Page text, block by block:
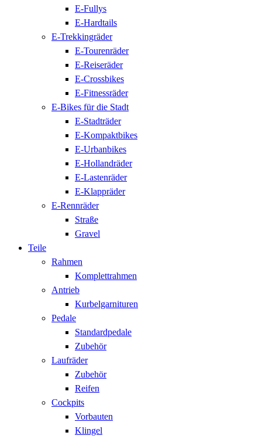
E-Fullys
E-Hardtails
E-Trekkingräder
E-Tourenräder
E-Reiseräder
E-Crossbikes
E-Fitnessräder
E-Bikes für die Stadt
E-Stadträder
E-Kompaktbikes
E-Urbanbikes
E-Hollandräder
E-Lastenräder
E-Klappräder
E-Rennräder
Straße
Gravel
Teile
Rahmen
Komplettrahmen
Antrieb
Kurbelgarnituren
Pedale
Standardpedale
Zubehör
Laufräder
Zubehör
Reifen
Cockpits
Vorbauten
Klingel